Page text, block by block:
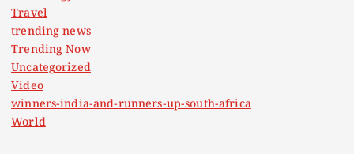
Travel
trending news
Trending Now
Uncategorized
Video
winners-india-and-runners-up-south-africa
World